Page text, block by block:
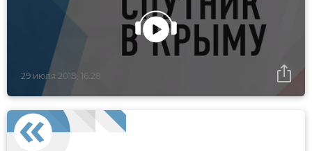
29 июля 2018, 16:28